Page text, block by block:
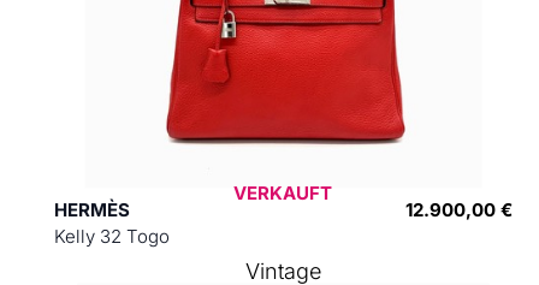
HERMÈS
Kelly 32 Togo
12.900,00 €
VERKAUFT
Vintage